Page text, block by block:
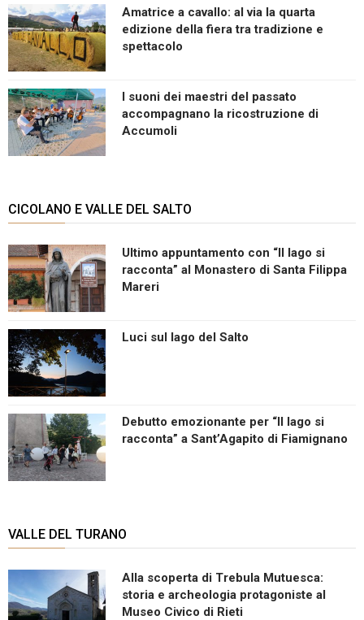
Amatrice a cavallo: al via la quarta
edizione della fiera tra tradizione e
spettacolo
I suoni dei maestri del passato
accompagnano la ricostruzione di
Accumoli
CICOLANO E VALLE DEL SALTO
Ultimo appuntamento con “Il lago si
racconta” al Monastero di Santa Filippa
Mareri
Luci sul lago del Salto
Debutto emozionante per “Il lago si
racconta” a Sant’Agapito di Fiamignano
VALLE DEL TURANO
Alla scoperta di Trebula Mutuesca:
storia e archeologia protagoniste al
Museo Civico di Rieti